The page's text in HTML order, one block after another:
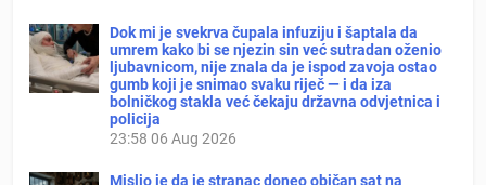
Dok mi je svekrva čupala infuziju i šaptala da
umrem kako bi se njezin sin već sutradan oženio
ljubavnicom, nije znala da je ispod zavoja ostao
gumb koji je snimao svaku riječ — i da iza
bolničkog stakla već čekaju državna odvjetnica i
policija
23:58 06 Aug 2026
Mislio je da je stranac doneo običan sat na